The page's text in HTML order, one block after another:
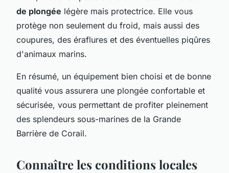
de plongée légère mais protectrice. Elle vous
protège non seulement du froid, mais aussi des
coupures, des éraflures et des éventuelles piqûres
d'animaux marins.
En résumé, un équipement bien choisi et de bonne
qualité vous assurera une plongée confortable et
sécurisée, vous permettant de profiter pleinement
des splendeurs sous-marines de la Grande
Barrière de Corail.
Connaître les conditions locales